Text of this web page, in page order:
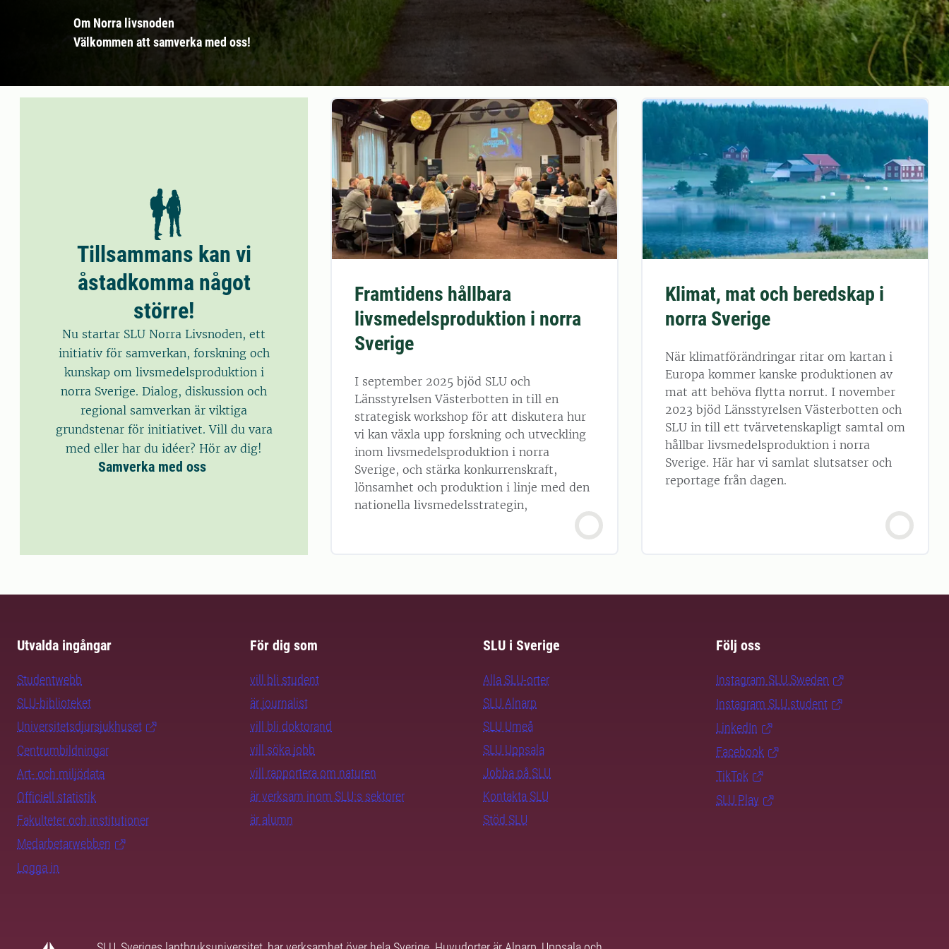
Om Norra livsnoden
Välkommen att samverka med oss!
Tillsammans kan vi
åstadkomma något
större!
Nu startar SLU Norra Livsnoden, ett
initiativ för samverkan, forskning och
kunskap om livsmedelsproduktion i
norra Sverige. Dialog, diskussion och
regional samverkan är viktiga
grundstenar för initiativet. Vill du vara
med eller har du idéer? Hör av dig!
Samverka med oss
Framtidens hållbara
livsmedelsproduktion i norra
Sverige
I september 2025 bjöd SLU och
Länsstyrelsen Västerbotten in till en
strategisk workshop för att diskutera hur
vi kan växla upp forskning och utveckling
inom livsmedelsproduktion i norra
Sverige, och stärka konkurrenskraft,
lönsamhet och produktion i linje med den
nationella livsmedelsstrategin,
Klimat, mat och beredskap i
norra Sverige
När klimatförändringar ritar om kartan i
Europa kommer kanske produktionen av
mat att behöva flytta norrut. I november
2023 bjöd Länsstyrelsen Västerbotten och
SLU in till ett tvärvetenskapligt samtal om
hållbar livsmedelsproduktion i norra
Sverige. Här har vi samlat slutsatser och
reportage från dagen.
Utvalda ingångar
Studentwebb
SLU-biblioteket
Universitetsdjursjukhuset
Centrumbildningar
Art- och miljödata
Officiell statistik
Fakulteter och institutioner
Medarbetarwebben
Logga in
För dig som
vill bli student
är journalist
vill bli doktorand
vill söka jobb
vill rapportera om naturen
är verksam inom SLU:s sektorer
är alumn
SLU i Sverige
Alla SLU-orter
SLU Alnarp
SLU Umeå
SLU Uppsala
Jobba på SLU
Kontakta SLU
Stöd SLU
Följ oss
Instagram SLU.Sweden
Instagram SLU.student
LinkedIn
Facebook
TikTok
SLU Play